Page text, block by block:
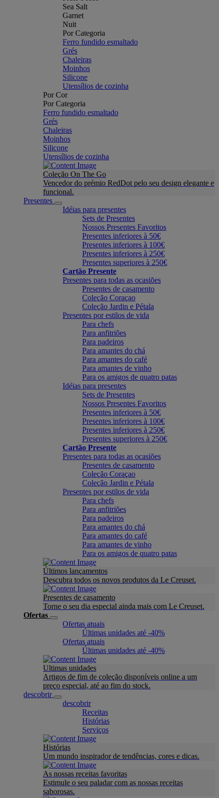
Sea Salt
Garnet
Nuit
Por Categoria
Ferro fundido esmaltado
Grés
Chaleiras
Moinhos
Silicone
Utensílios de cozinha
Por Cor
Por Categoria
Ferro fundido esmaltado
Grés
Chaleiras
Moinhos
Silicone
Utensílios de cozinha
Coleção On The Go
Vencedor do prémio RedDot pelo seu design elegante e
funcional.
Presentes
Idéias para presentes
Sets de Presentes
Nossos Presentes Favoritos
Presentes inferiores à 50€
Presentes inferiores à 100€
Presentes inferiores à 250€
Presentes superiores à 250€
Cartão Presente
Presentes para todas as ocasiões
Presentes de casamento
Coleção Coraçao
Coleção Jardin e Pétala
Presentes por estilos de vida
Para chefs
Para anfitriões
Para padeiros
Para amantes do chá
Para amantes do café
Para amantes de vinho
Para os amigos de quatro patas
Idéias para presentes
Sets de Presentes
Nossos Presentes Favoritos
Presentes inferiores à 50€
Presentes inferiores à 100€
Presentes inferiores à 250€
Presentes superiores à 250€
Cartão Presente
Presentes para todas as ocasiões
Presentes de casamento
Coleção Coraçao
Coleção Jardin e Pétala
Presentes por estilos de vida
Para chefs
Para anfitriões
Para padeiros
Para amantes do chá
Para amantes do café
Para amantes de vinho
Para os amigos de quatro patas
Últimos lançamentos
Descubra todos os novos produtos da Le Creuset.
Presentes de casamento
Torne o seu dia especial ainda mais com Le Creuset.
Ofertas
Ofertas atuais
Últimas unidades até -40%
Ofertas atuais
Últimas unidades até -40%
Ultimas unidades
Artigos de fim de coleção disponíveis online a um
preço especial, até ao fim do stock.
descobrir
descobrir
Receitas
Histórias
Serviços
Histórias
Um mundo inspirador de tendências, cores e dicas.
As nossas receitas favoritas
Estimule o seu paladar com as nossas receitas
saborosas.